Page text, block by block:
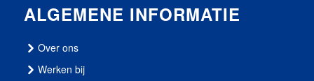
ALGEMENE INFORMATIE
Over ons
Werken bij